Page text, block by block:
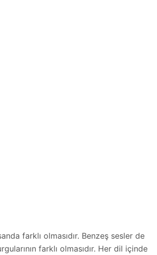
farklı olmasıdır. Benzeş sesler de
farklı olmasıdır. Her dil içinde